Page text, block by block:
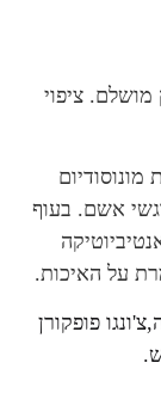
ציפוי
אשם. בעוף
על האיכות.
פופקורן